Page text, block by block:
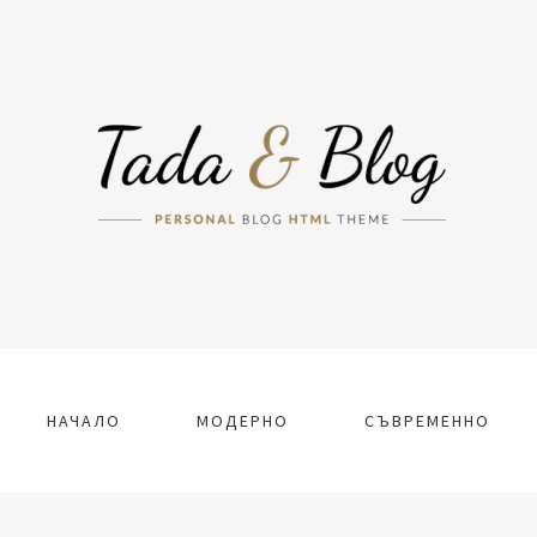
НАЧАЛО МОДЕРНО СЪВРЕМЕННО